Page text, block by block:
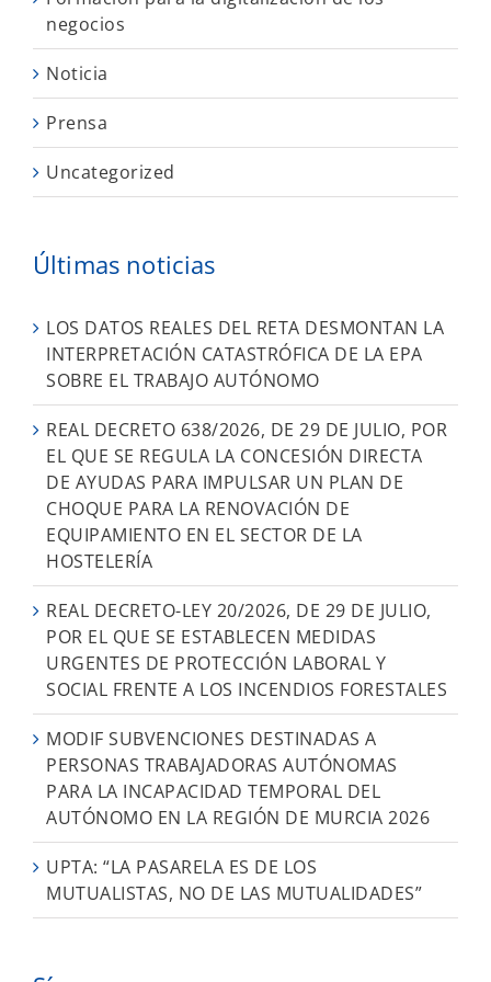
negocios
Noticia
Prensa
Uncategorized
Últimas noticias
LOS DATOS REALES DEL RETA DESMONTAN LA
INTERPRETACIÓN CATASTRÓFICA DE LA EPA
SOBRE EL TRABAJO AUTÓNOMO
REAL DECRETO 638/2026, DE 29 DE JULIO, POR
EL QUE SE REGULA LA CONCESIÓN DIRECTA
DE AYUDAS PARA IMPULSAR UN PLAN DE
CHOQUE PARA LA RENOVACIÓN DE
EQUIPAMIENTO EN EL SECTOR DE LA
HOSTELERÍA
REAL DECRETO-LEY 20/2026, DE 29 DE JULIO,
POR EL QUE SE ESTABLECEN MEDIDAS
URGENTES DE PROTECCIÓN LABORAL Y
SOCIAL FRENTE A LOS INCENDIOS FORESTALES
MODIF SUBVENCIONES DESTINADAS A
PERSONAS TRABAJADORAS AUTÓNOMAS
PARA LA INCAPACIDAD TEMPORAL DEL
AUTÓNOMO EN LA REGIÓN DE MURCIA 2026
UPTA: “LA PASARELA ES DE LOS
MUTUALISTAS, NO DE LAS MUTUALIDADES”